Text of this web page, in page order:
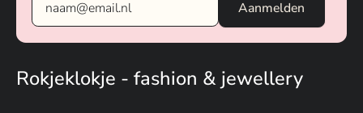
Rokjeklokje - fashion & jewellery